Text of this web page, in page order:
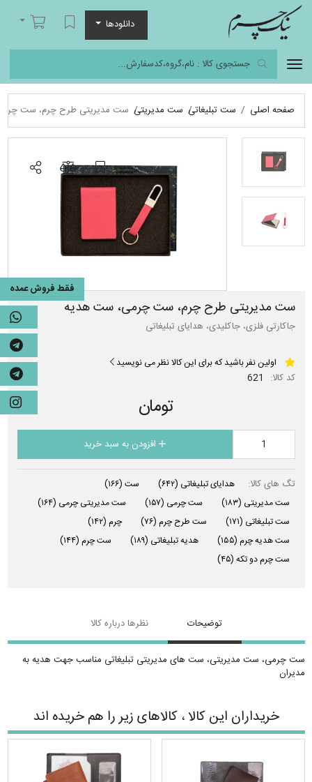
دانلودها
لیست مورد علاقه
سبد خرید
صفحه اصلی ست تبلیغاتی ست مدیریتی ست مدیریتی طرح چرم، ست
ست مدیریتی طرح چرم، ست چرمی، ست هدیه
جاکارتی فلزی، جاکلیدی، هدایای تبلیغاتی
اولین نفر باشید که برای این کالا نظر می نویسید
کد کالا: 621
تومان
افزودن به سبد خرید
تگ های کالا: هدایای تبلیغاتی (۶۴۲) ست (۱۶۶)
ست مدیریتی (۱۸۳) ست چرمی (۱۵۷) ست مدیریتی چرمی (۱۶۴)
ست تبلیغاتی (۱۷۱) ست طرح چرم (۷۶) چرم (۱۴۲)
ست هدیه چرم (۱۵۵) هدیه تبلیغاتی (۱۸۹) ست چرم (۱۴۴)
ست چرم دو تکه (۴۵)
توضیحات نظرها درباره کالا
ست چرمی، ست مدیریتی، ست های مدیریتی تبلیغاتی مناسب جهت هدیه به
مدیران
خریداران این کالا ، کالاهای زیر را هم خریده اند
فقط فروش عمده